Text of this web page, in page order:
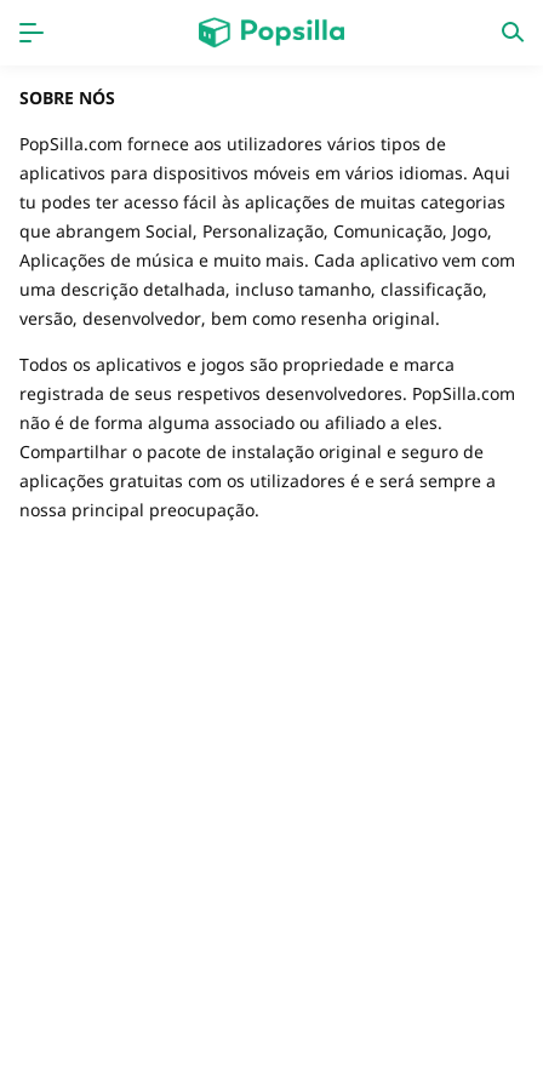
INÍCIO
jogos Lançamentos
SOBRE NÓS
PopSilla.com fornece aos utilizadores vários tipos de
aplicativos para dispositivos móveis em vários idiomas. Aqui
tu podes ter acesso fácil às aplicações de muitas categorias
que abrangem Social, Personalização, Comunicação, Jogo,
Aplicações de música e muito mais. Cada aplicativo vem com
uma descrição detalhada, incluso tamanho, classificação,
versão, desenvolvedor, bem como resenha original.
Todos os aplicativos e jogos são propriedade e marca
registrada de seus respetivos desenvolvedores. PopSilla.com
não é de forma alguma associado ou afiliado a eles.
Compartilhar o pacote de instalação original e seguro de
aplicações gratuitas com os utilizadores é e será sempre a
nossa principal preocupação.